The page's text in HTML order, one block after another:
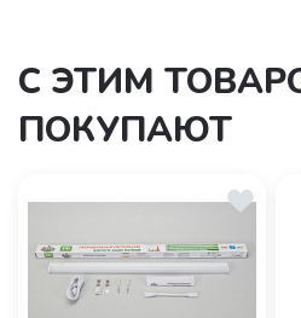
С ЭТИМ
ПОКУПАЮТ